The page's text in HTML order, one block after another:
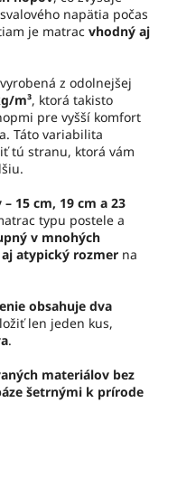
napätia počas
je matrac vhodný aj
z odolnejšej
m³, ktorá takisto
pre vyšší komfort
Táto variabilita
tú stranu, ktorá vám
15 cm, 19 cm a 23
typu postele a
v mnohých
atypický rozmer na
obsahuje dva
len jeden kus,
.
materiálov bez
šetrnými k prírode